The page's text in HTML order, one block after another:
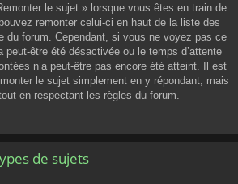
le sujet » lorsque vous êtes en train de
remonter celui-ci en haut de la liste des
du forum. Cependant, si vous ne voyez pas ce
peut-être été désactivée ou le temps d’attente
n’a peut-être pas encore été atteint. Il est
le sujet simplement en y répondant, mais
en respectant les règles du forum.
de sujets